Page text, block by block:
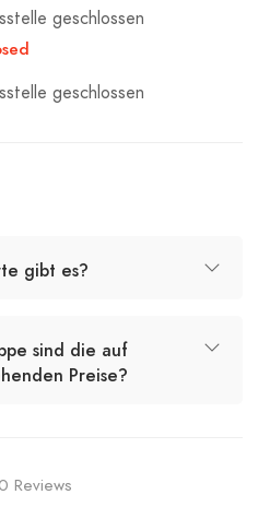
geschlossen
geschlossen
gibt es?
sind die auf
Preise?
Reviews